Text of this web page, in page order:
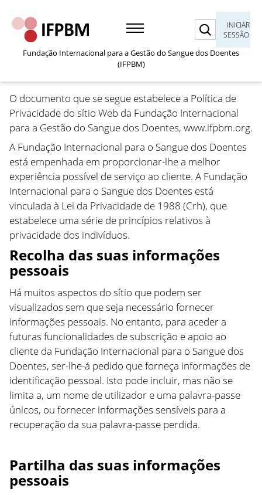
INICIAR
SESSÃO
Fundação Internacional para a Gestão do Sangue dos Doentes
(IFPBM)
O documento que se segue estabelece a Política de
Privacidade do sítio Web da Fundação Internacional
para a Gestão do Sangue dos Doentes, www.ifpbm.org.
A Fundação Internacional para o Sangue dos Doentes
está empenhada em proporcionar-lhe a melhor
experiência possível de serviço ao cliente. A Fundação
Internacional para o Sangue dos Doentes está
vinculada à Lei da Privacidade de 1988 (Crh), que
estabelece uma série de princípios relativos à
privacidade dos indivíduos.
Recolha das suas informações
pessoais
Há muitos aspectos do sítio que podem ser
visualizados sem que seja necessário fornecer
informações pessoais. No entanto, para aceder a
futuras funcionalidades de subscrição e apoio ao
cliente da Fundação Internacional para o Sangue dos
Doentes, ser-lhe-á pedido que forneça informações de
identificação pessoal. Isto pode incluir, mas não se
limita a, um nome de utilizador e uma palavra-passe
únicos, ou fornecer informações sensíveis para a
recuperação da sua palavra-passe perdida.
Partilha das suas informações
pessoais